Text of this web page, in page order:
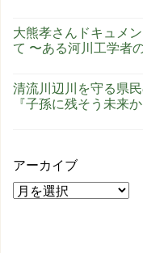
大熊孝さんドキュメ
て 〜ある河川工学者
清流川辺川を守る県
『子孫に残そう未来
アーカイブ